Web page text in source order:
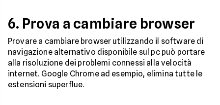
6. Prova a cambiare browser
Provare a cambiare browser utilizzando il software di
navigazione alternativo disponibile sul pc può portare
alla risoluzione dei problemi connessi alla velocità
internet. Google Chrome ad esempio, elimina tutte le
estensioni superflue.